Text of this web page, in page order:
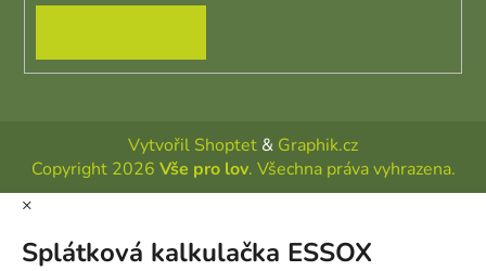
Vytvořil Shoptet & Graphik.cz
Copyright 2026 Vše pro lov. Všechna práva vyhrazena.
×
Splátková kalkulačka ESSOX